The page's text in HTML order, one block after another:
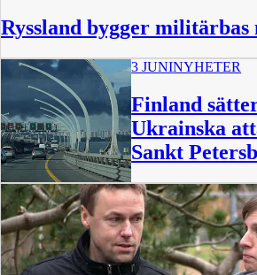
Ryssland bygger
3 JUNINYHETER
Finland
Ukrainska
Sankt